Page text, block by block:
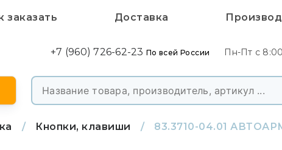
заказать Доставка
+7 (960) 726-62-23 По всей России Пн-Пт с
/ Кнопки, клавиши /
83.3710-04.01